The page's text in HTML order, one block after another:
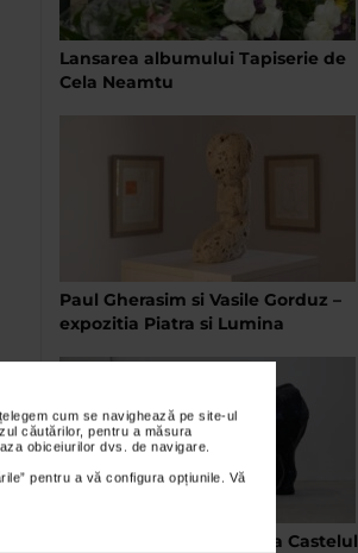
cum se navighează pe site-ul
căutărilor, pentru a măsura
obiceiurilor dvs. de navigare.
pentru a vă configura opțiunile. Vă
Lansarea albumului Tapiserie de
Cela Neamtu
Paul Gherasim si Vasile Gorduz –
expozitia Piatra si Lumina
Bienala Art Encounters la Castelul